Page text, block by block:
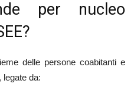
per nucleo
delle persone coabitanti e
legate da: